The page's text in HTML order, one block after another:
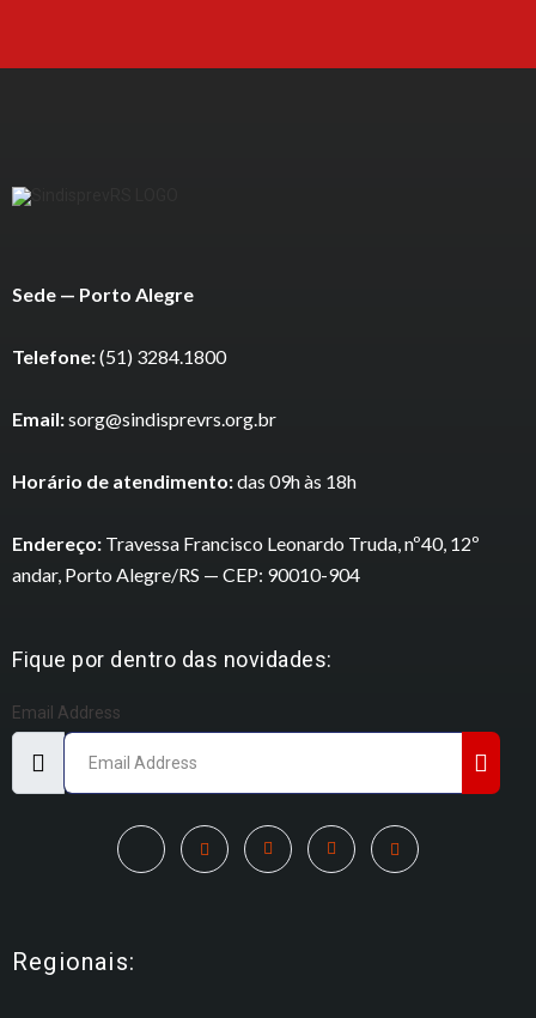
Sede — Porto Alegre
Telefone:(51) 3284.1800
Email:sorg@sindisprevrs.org.br
Horário de atendimento:das 09h às 18h
Endereço: Travessa Francisco Leonardo Truda, nº40, 12º
andar, Porto Alegre/RS — CEP: 90010-904
Fique por dentro das novidades:
Email Address
Regionais: